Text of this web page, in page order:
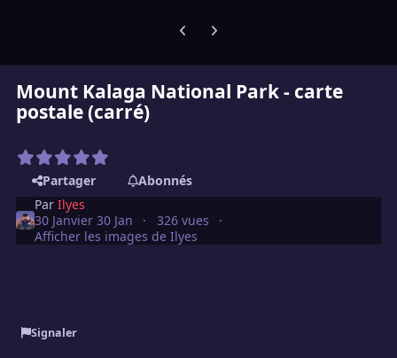
Diapositive précédente
Diapositive suivante
Mount Kalaga National Park - carte
postale (carré)
Partager
Abonnés
ParIlyes
30 Janvier30 Jan
326 vues
Afficher les images de Ilyes
Signaler